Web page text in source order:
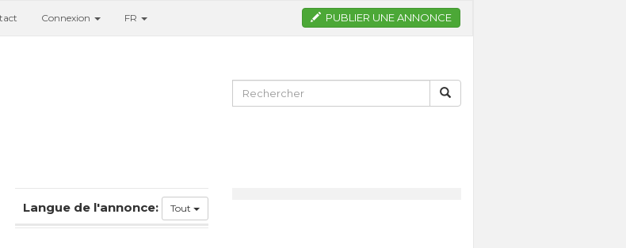
Connexion FR PUBLIER UNE ANNONCE
Langue de l'annonce: Tout